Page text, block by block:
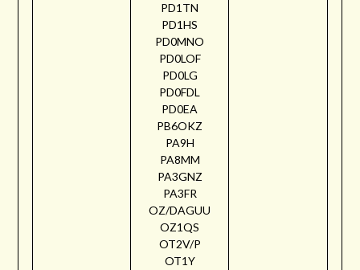
PD1TN
PD1HS
PD0MNO
PD0LOF
PD0LG
PD0FDL
PD0EA
PB6OKZ
PA9H
PA8MM
PA3GNZ
PA3FR
OZ/DAGUU
OZ1QS
OT2V/P
OT1Y